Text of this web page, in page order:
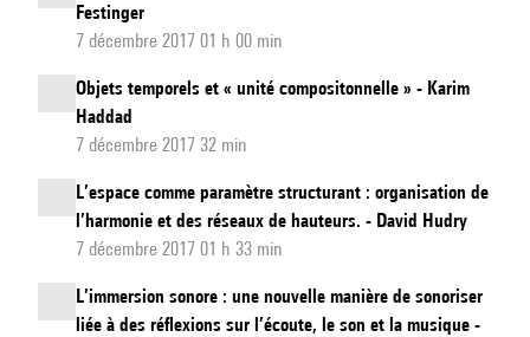
Festinger
7 décembre 2017 01 h 00 min
Objets temporels et « unité compositonnelle » - Karim
Haddad
7 décembre 2017 32 min
L’espace comme paramètre structurant : organisation de
l’harmonie et des réseaux de hauteurs. - David Hudry
7 décembre 2017 01 h 33 min
L’immersion sonore : une nouvelle manière de sonoriser
liée à des réflexions sur l’écoute, le son et la musique -